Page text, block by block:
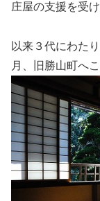
庄屋の支援を受
以来３代にわた
月、旧勝山町へ